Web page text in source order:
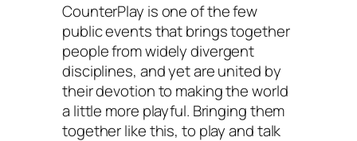
CounterPlay is one of the few
public events that brings together
people from widely divergent
disciplines, and yet are united by
their devotion to making the world
a little more playful. Bringing them
together like this, to play and talk